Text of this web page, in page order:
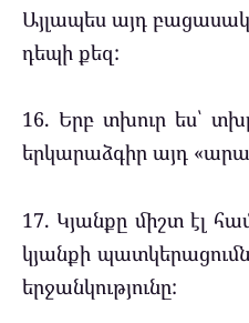
Այլապես այդ
դեպի քեզ:
16. Երբ տխուր ես՝
երկարաձգիր այդ
17. Կյանքը միշտ էլ
կյանքի
երջանկությունը: